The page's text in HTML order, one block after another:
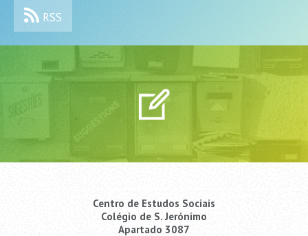
RSS
Centro de Estudos Sociais
Colégio de S. Jerónimo
Apartado 3087